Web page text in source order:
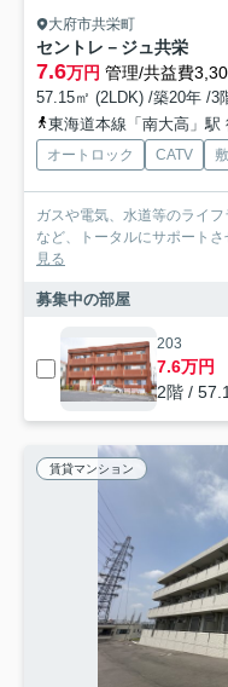
大府市共栄町
セントレ－ジュ共栄
7.6万円 管理/共益費
57.15㎡ (2LDK) /築20年 /3
東海道本線「南大高」駅
オートロック CATV
ガスや電気、水道等のライ
など、トータルにサポート
見る
募集中の部屋
203
7.6万円
2階 /
賃貸マンション